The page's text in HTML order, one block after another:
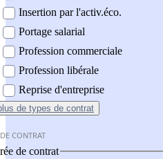
Insertion par l'activ.éco.
Portage salarial
Profession commerciale
Profession libérale
Reprise d'entreprise
de types de contrat
CONTRAT
de contrat